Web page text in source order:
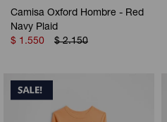
Camisa Oxford Hombre - Red
Navy Plaid
$ 1.550 $ 2.150
Calzas